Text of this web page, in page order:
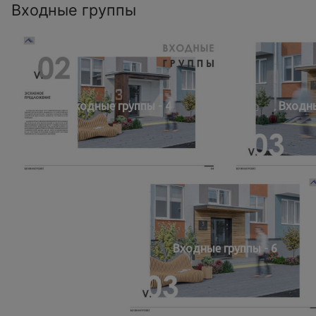
Входные группы
Входные группы - 4
Входные группы - 6